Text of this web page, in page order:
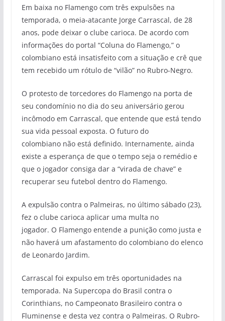
Em baixa no Flamengo com três expulsões na
temporada, o meia-atacante Jorge Carrascal, de 28
anos, pode deixar o clube carioca. De acordo com
informações do portal “Coluna do Flamengo,” o
colombiano está insatisfeito com a situação e crê que
tem recebido um rótulo de “vilão” no Rubro-Negro.
O protesto de torcedores do Flamengo na porta de
seu condomínio no dia do seu aniversário gerou
incômodo em Carrascal, que entende que está tendo
sua vida pessoal exposta. O futuro do
colombiano não está definido. Internamente, ainda
existe a esperança de que o tempo seja o remédio e
que o jogador consiga dar a “virada de chave” e
recuperar seu futebol dentro do Flamengo.
A expulsão contra o Palmeiras, no último sábado (23),
fez o clube carioca aplicar uma multa no
jogador. O Flamengo entende a punição como justa e
não haverá um afastamento do colombiano do elenco
de Leonardo Jardim.
Carrascal foi expulso em três oportunidades na
temporada. Na Supercopa do Brasil contra o
Corinthians, no Campeonato Brasileiro contra o
Fluminense e desta vez contra o Palmeiras. O Rubro-